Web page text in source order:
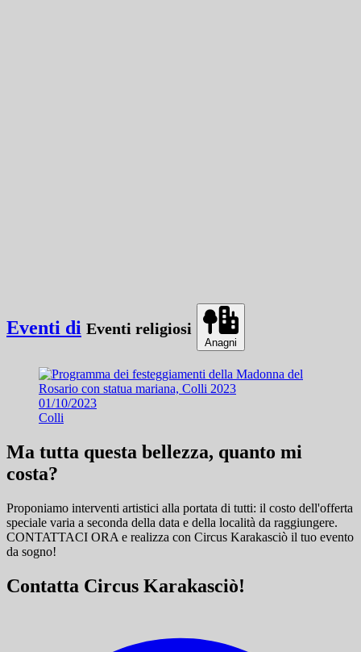
Eventi di Eventi religiosi
Anagni
01/10/2023
Colli
Ma tutta questa bellezza, quanto mi
costa?
Proponiamo interventi artistici alla portata di tutti: il costo dell'offerta
speciale varia a seconda della data e della località da raggiungere.
CONTATTACI ORA e realizza con Circus Karakasciò il tuo evento
da sogno!
Contatta Circus Karakasciò!